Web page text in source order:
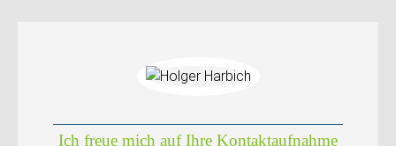
Ich freue mich auf Ihre Kontaktaufnahme